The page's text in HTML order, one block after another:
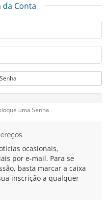
da Conta
uma Senha
ocasionais,
por e-mail. Para se
basta marcar a caixa
inscrição a qualquer